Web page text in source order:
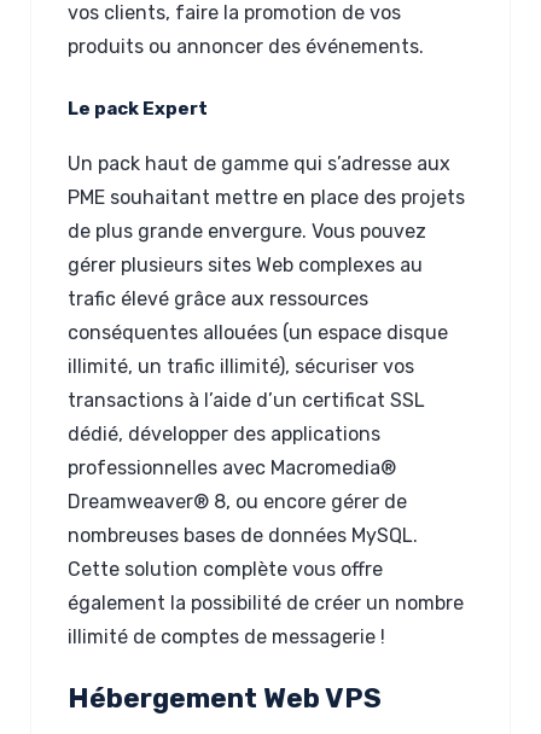
vos clients, faire la promotion de vos
produits ou annoncer des événements.
Le pack Expert
Un pack haut de gamme qui s’adresse aux
PME souhaitant mettre en place des projets
de plus grande envergure. Vous pouvez
gérer plusieurs sites Web complexes au
trafic élevé grâce aux ressources
conséquentes allouées (un espace disque
illimité, un trafic illimité), sécuriser vos
transactions à l’aide d’un certificat SSL
dédié, développer des applications
professionnelles avec Macromedia®
Dreamweaver® 8, ou encore gérer de
nombreuses bases de données MySQL.
Cette solution complète vous offre
également la possibilité de créer un nombre
illimité de comptes de messagerie !
Hébergement Web VPS